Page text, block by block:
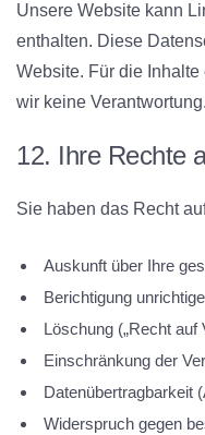
Unsere Website kann
enthalten. Diese
Website. Für die
wir keine Verantwortung.
12. Ihre Rechte
Sie haben das Recht
Auskunft über Ihre
Berichtigung
Löschung („Recht auf
Einschränkung der
Datenübertragbarkeit
Widerspruch gegen